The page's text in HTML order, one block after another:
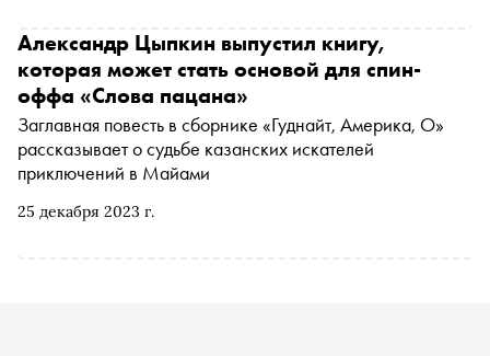
25 декабря 2023 г.
Александр Цыпкин выпустил книгу,
которая может стать основой для спин-
оффа «Слова пацана»
Заглавная повесть в сборнике «Гуднайт, Америка, О»
рассказывает о судьбе казанских искателей
приключений в Майами